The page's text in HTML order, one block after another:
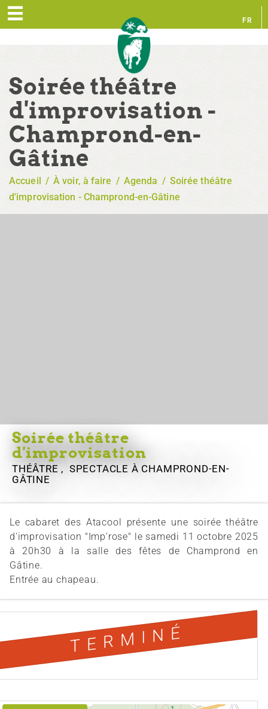
FR
Soirée théâtre
d'improvisation -
Champrond-en-
Gâtine
Accueil / À voir, à faire / Agenda / Soirée théâtre
d'improvisation - Champrond-en-Gâtine
Soirée théâtre
d'improvisation
THÉÂTRE , SPECTACLE À CHAMPROND-EN-
GÂTINE
Le cabaret des Atacool présente une soirée théâtre
d'improvisation "Imp'rose" le samedi 11 octobre 2025
à 20h30 à la salle des fêtes de Champrond en
Gâtine.
Entrée au chapeau.
TERMINÉ